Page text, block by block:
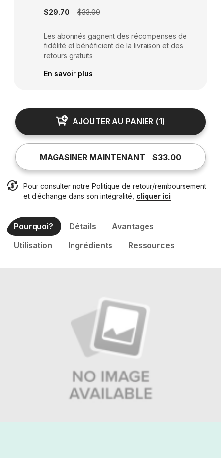
$29.70 $33.00
Les abonnés gagnent des récompenses de
fidélité et bénéficient de la livraison et des
retours gratuits
En savoir plus
AJOUTER AU PANIER (1)
MAGASINER MAINTENANT $33.00
Pour consulter notre Politique de retour/remboursement
et d’échange dans son intégralité, cliquer ici
Pourquoi? Détails
Avantages
Utilisation
Ingrédients Ressources